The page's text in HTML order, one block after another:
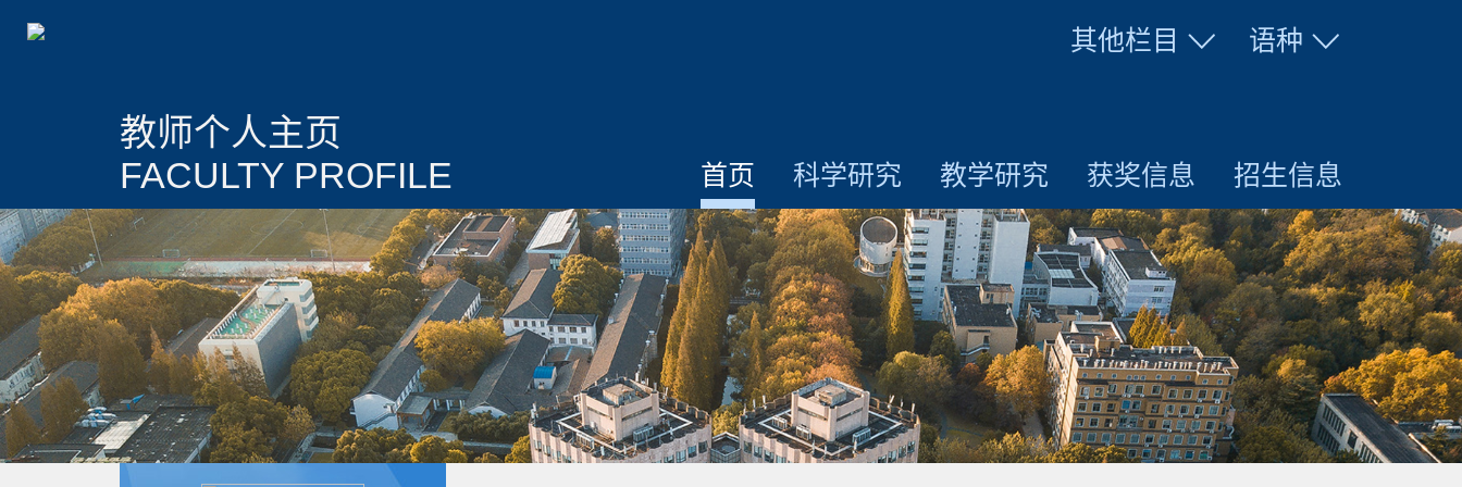
其他栏目 语种
教师个人主页
FACULTY PROFILE
首页 科学研究 教学研究 获奖信息 招生信息